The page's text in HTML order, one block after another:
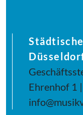
Ehrenhof 1